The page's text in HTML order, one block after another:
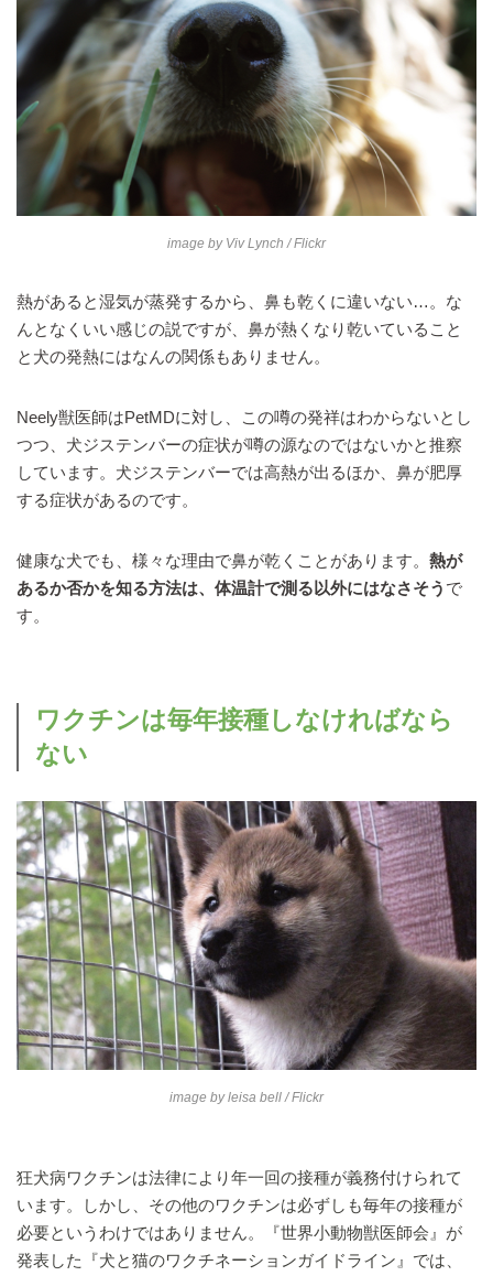
image by Viv Lynch / Flickr
熱があると湿気が蒸発するから、鼻も乾くに違いない…。な
んとなくいい感じの説ですが、鼻が熱くなり乾いていること
と犬の発熱にはなんの関係もありません。
Neely獣医師はPetMDに対し、この噂の発祥はわからないとし
つつ、犬ジステンバーの症状が噂の源なのではないかと推察
しています。犬ジステンバーでは高熱が出るほか、鼻が肥厚
する症状があるのです。
健康な犬でも、様々な理由で鼻が乾くことがあります。 熱が
あるか否かを知る方法は、体温計で測る以外にはなさそう で
す。
ワクチンは毎年接種しなければなら
ない
image byleisa bell / Flickr
狂犬病ワクチンは法律により年一回の接種が義務付けられて
います。しかし、その他のワクチンは必ずしも毎年の接種が
必要というわけではありません。『世界小動物獣医師会』が
発表した『犬と猫のワクチネーションガイドライン』では、